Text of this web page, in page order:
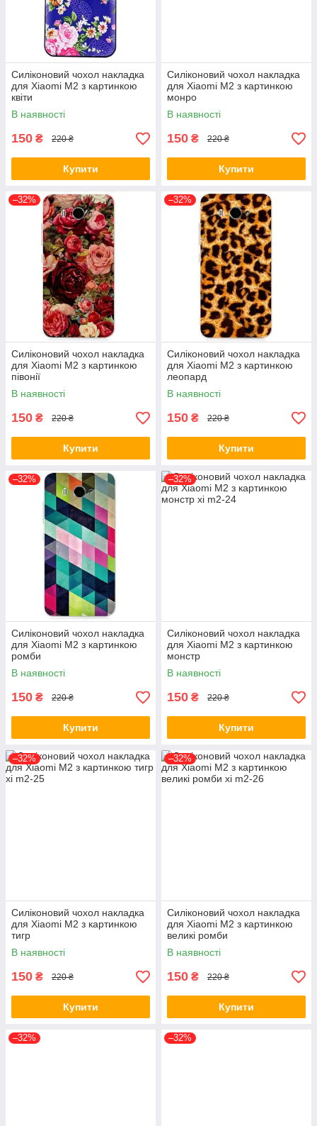
Силіконовий чохол накладка
для Xiaomi M2 з картинкою
квіти
В наявності
150 ₴ 220 ₴
Купити
Силіконовий чохол накладка
для Xiaomi M2 з картинкою
монро
В наявності
150 ₴ 220 ₴
Купити
–32%
Силіконовий чохол накладка
для Xiaomi M2 з картинкою
півонії
В наявності
150 ₴ 220 ₴
Купити
–32%
Силіконовий чохол накладка
для Xiaomi M2 з картинкою
леопард
В наявності
150 ₴ 220 ₴
Купити
–32%
Силіконовий чохол накладка
для Xiaomi M2 з картинкою
ромби
В наявності
150 ₴ 220 ₴
Купити
–32%
Силіконовий чохол накладка
для Xiaomi M2 з картинкою
монстр
В наявності
150 ₴ 220 ₴
Купити
–32%
Силіконовий чохол накладка
для Xiaomi M2 з картинкою
тигр
В наявності
150 ₴ 220 ₴
Купити
–32%
Силіконовий чохол накладка
для Xiaomi M2 з картинкою
великі ромби
В наявності
150 ₴ 220 ₴
Купити
–32% –32%